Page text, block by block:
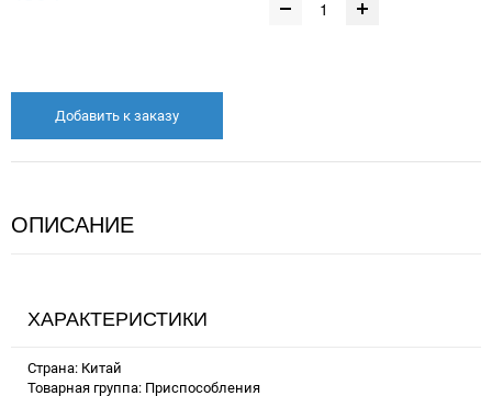
Добавить к заказу
ОПИСАНИЕ
ХАРАКТЕРИСТИКИ
Страна: Китай
Товарная группа: Приспособления